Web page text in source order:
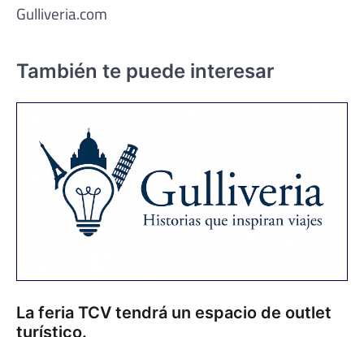
Gulliveria.com
También te puede interesar
La feria TCV tendrá un espacio de outlet
turístico.